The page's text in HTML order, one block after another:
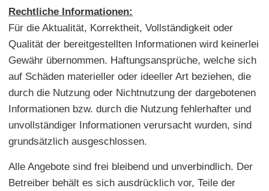
Rechtliche Informationen:
Für die Aktualität, Korrektheit, Vollständigkeit oder
Qualität der bereitgestellten Informationen wird keinerlei
Gewähr übernommen. Haftungsansprüche, welche sich
auf Schäden materieller oder ideeller Art beziehen, die
durch die Nutzung oder Nichtnutzung der dargebotenen
Informationen bzw. durch die Nutzung fehlerhafter und
unvollständiger Informationen verursacht wurden, sind
grundsätzlich ausgeschlossen.
Alle Angebote sind frei bleibend und unverbindlich. Der
Betreiber behält es sich ausdrücklich vor, Teile der